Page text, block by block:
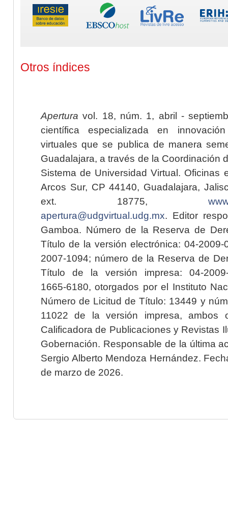
Otros índices
Apertura vol. 18, núm. 1, abril -
científica especializada en
virtuales que se publica de manera
Guadalajara, a través de la Coordinación
Sistema de Universidad Virtual. Oficinas
Arcos Sur, CP 44140, Guadalajara,
ext. 18775,
apertura@udgvirtual.udg.mx. Editor
Gamboa. Número de la Reserva de
Título de la versión electrónica: 04-2009-
2007-1094; número de la Reserva de
Título de la versión impresa: 04-2009-
1665-6180, otorgados por el Instituto
Número de Licitud de Título: 13449 y
11022 de la versión impresa, ambos
Calificadora de Publicaciones y Revistas
Gobernación. Responsable de la última
Sergio Alberto Mendoza Hernández.
de marzo de 2026.